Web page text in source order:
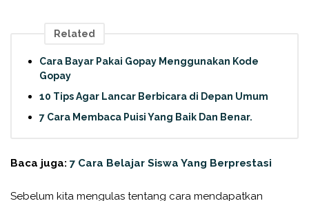
Related
Cara Bayar Pakai Gopay Menggunakan Kode
Gopay
10 Tips Agar Lancar Berbicara di Depan Umum
7 Cara Membaca Puisi Yang Baik Dan Benar.
Baca juga: 7 Cara Belajar Siswa Yang Berprestasi
Sebelum kita mengulas tentang cara mendapatkan